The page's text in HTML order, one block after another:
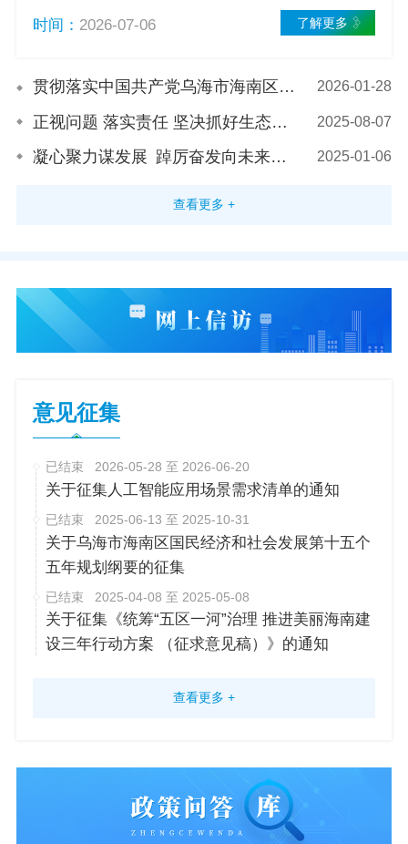
时间： 2026-07-06 了解更多
贯彻落实中国共产党乌海市海南区第九届委员会第十二次全体会议暨全区经济工作会议精神-经济合作中心 2026-01-28
​正视问题 落实责任 坚决抓好生态环境问题整改丨访乌海市生态环境局海南区分局局长马海飞 2025-08-07
凝心聚力谋发展 踔厉奋发向未来丨区委九届十次全会暨全区经济工作会议反响① 2025-01-06
查看更多 +
意见征集
已结束 2026-05-28 至 2026-06-20
关于征集人工智能应用场景需求清单的通知
已结束 2025-06-13 至 2025-10-31
关于乌海市海南区国民经济和社会发展第十五个
五年规划纲要的征集
已结束 2025-04-08 至 2025-05-08
关于征集《统筹“五区一河”治理 推进美丽海南建
设三年行动方案 （征求意见稿）》的通知
查看更多 +